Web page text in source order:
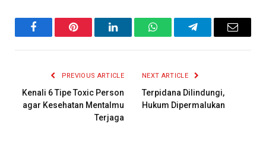
FacebookPinterest LinkedInWhatsAppTelegramEmail
PREVIOUS ARTICLE
Kenali 6 Tipe Toxic Person
agar Kesehatan Mentalmu
Terjaga
NEXT ARTICLE
Terpidana Dilindungi,
Hukum Dipermalukan